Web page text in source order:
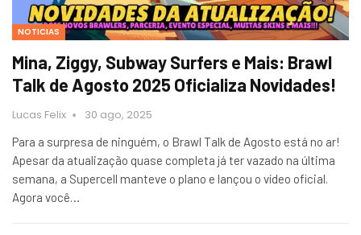
NOTICIAS
Mina, Ziggy, Subway Surfers e Mais: Brawl
Talk de Agosto 2025 Oficializa Novidades!
Lucas Felix 30 ago, 2025
Para a surpresa de ninguém, o Brawl Talk de Agosto está no ar!
Apesar da atualização quase completa já ter vazado na última
semana, a Supercell manteve o plano e lançou o vídeo oficial.
Agora você…